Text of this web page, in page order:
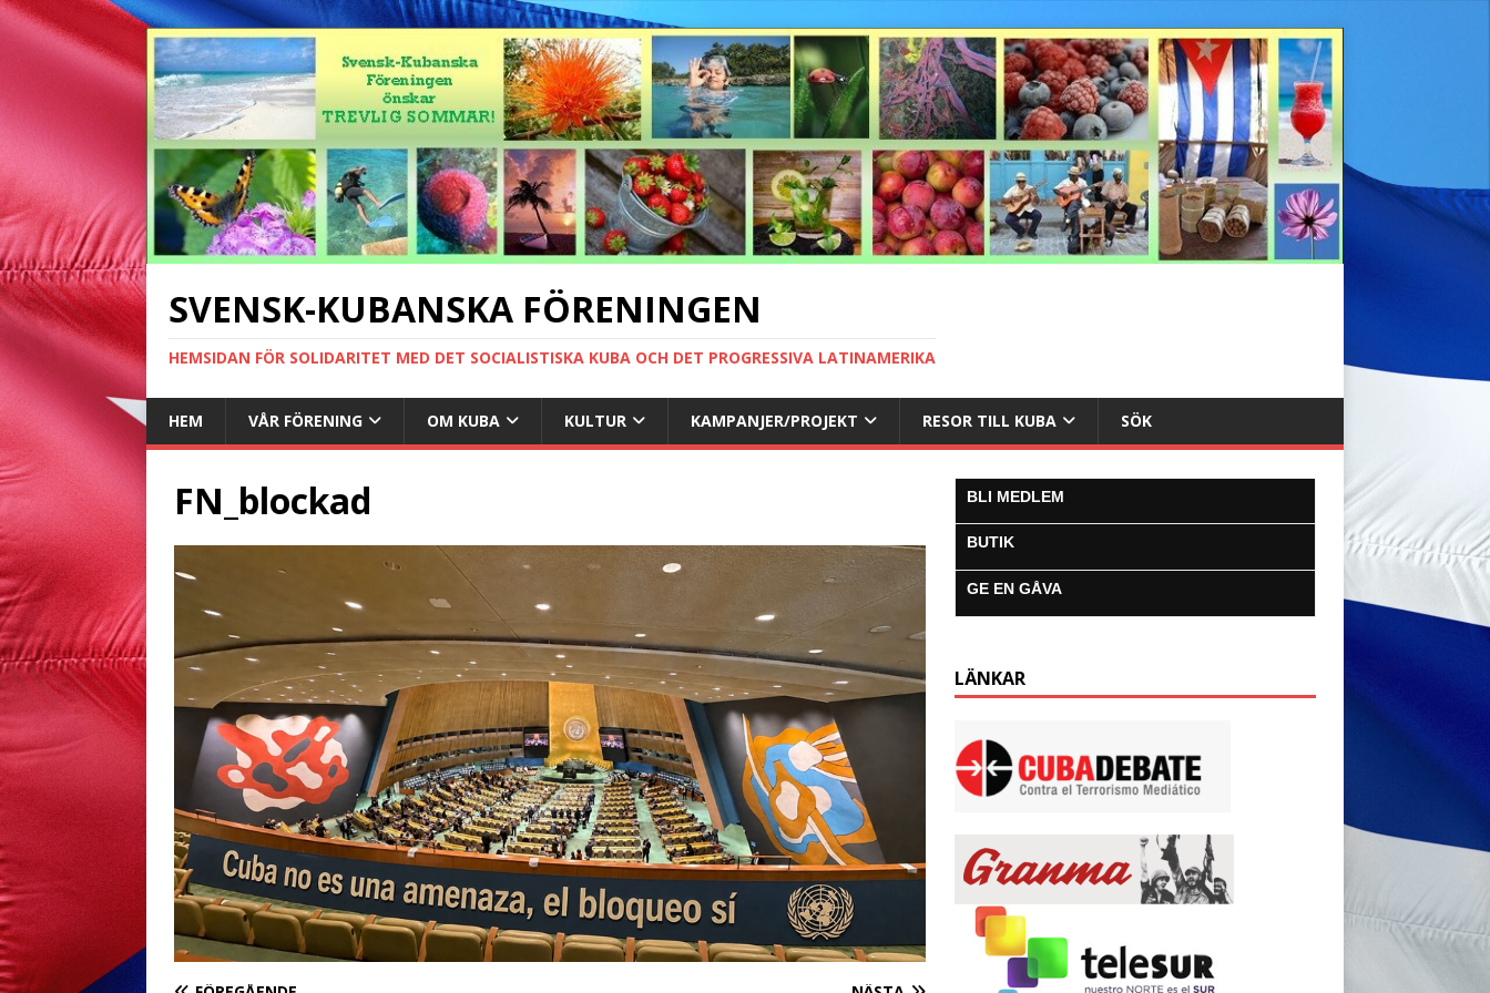
SVENSK-KUBANSKA FÖRENINGEN
HEMSIDAN FÖR SOLIDARITET MED DET SOCIALISTISKA KUBA OCH DET PROGRESSIVA LATINAMERIKA
HEM VÅR FÖRENING OM KUBA KULTUR KAMPANJER/PROJEKT RESOR TILL KUBA SÖK
FN_blockad BLI MEDLEM
BUTIK
GE EN GÅVA
LÄNKAR